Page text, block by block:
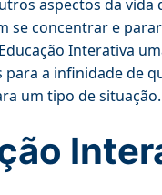
aspectos da vida
se concentrar e
Interativa
a infinidade de
um tipo de situação.